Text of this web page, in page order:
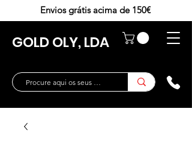
GOLD OLY, LDA
Envios grátis acima de 150€